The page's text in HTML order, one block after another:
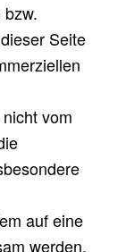
Seite
vom
auf eine
werden,